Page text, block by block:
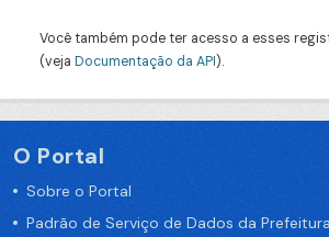
Você também pode ter acesso a esses
(veja Documentação da API).
O Portal
Sobre o Portal
Padrão de Serviço de Dados da